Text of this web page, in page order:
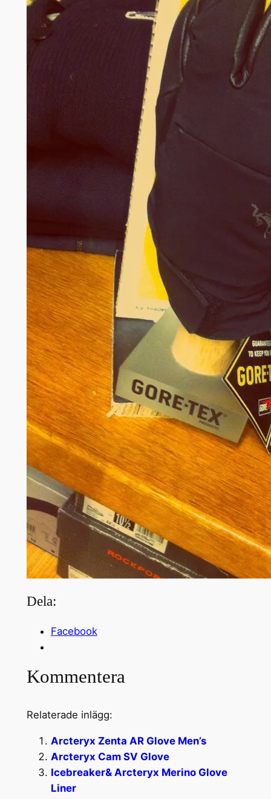
Dela:
Facebook
Kommentera
Relaterade inlägg:
Arcteryx Zenta AR Glove Men’s
Arcteryx Cam SV Glove
Icebreaker& Arcteryx Merino Glove
Liner